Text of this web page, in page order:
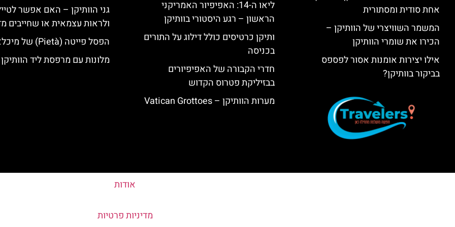
אחת סודית ומסתורית
המשמר השוויצרי של הוותיקן –
הכירו את שומרי הוותיקן
אילו יצירות אומנות אסור לפספס
בביקור בוותיקן?
ליאו ה-14: האפיפיור האמריקני
הראשון – רגע היסטורי בוותיקן
ותיקן כרטיסים כולל דילוג על התורים
בכניסה
חדרי הקבורה של האפיפיורים
בבזיליקת פטרוס הקדוש
מערות הוותיקן – Vatican Grottoes
גני הוותיקן – האם אפשר
ולראות עצמאית או שחייבים
הפסל פייטה (Pietà) של מיכלאנג'לו
מלונות עם מרפסת ליד הוותיקן
אודות
מדיניות פרטיות